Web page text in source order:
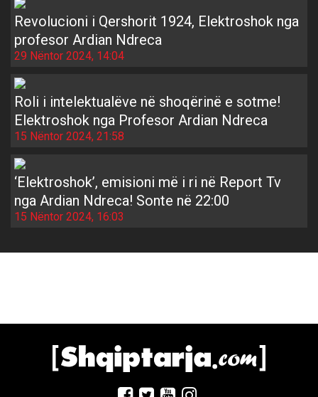
Revolucioni i Qershorit 1924, Elektroshok nga
profesor Ardian Ndreca
29 Nëntor 2024, 14:04
Roli i intelektualëve në shoqërinë e sotme!
Elektroshok nga Profesor Ardian Ndreca
15 Nëntor 2024, 21:58
‘Elektroshok’, emisioni më i ri në Report Tv
nga Ardian Ndreca! Sonte në 22:00
15 Nëntor 2024, 16:03